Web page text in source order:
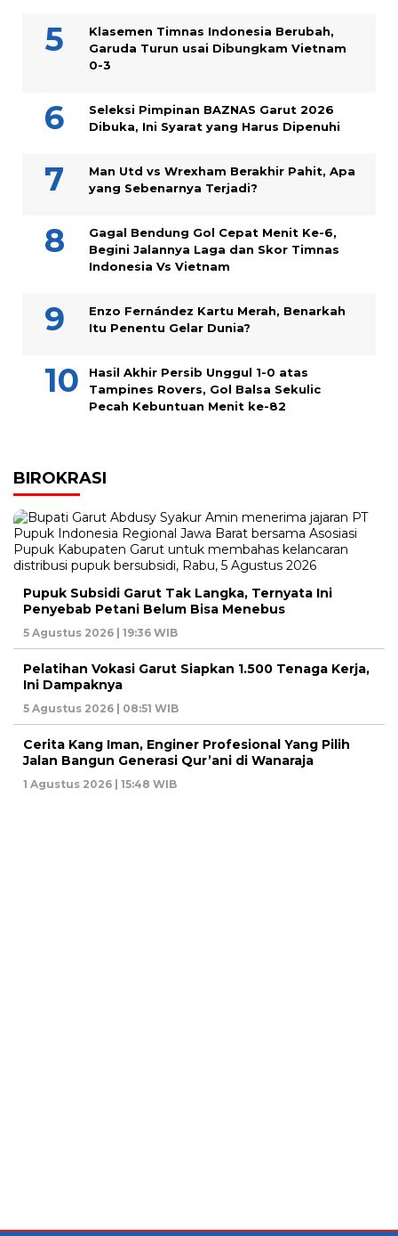
Klasemen Timnas Indonesia Berubah,
Garuda Turun usai Dibungkam Vietnam
0-3
Seleksi Pimpinan BAZNAS Garut 2026
Dibuka, Ini Syarat yang Harus Dipenuhi
Man Utd vs Wrexham Berakhir Pahit, Apa
yang Sebenarnya Terjadi?
Gagal Bendung Gol Cepat Menit Ke-6,
Begini Jalannya Laga dan Skor Timnas
Indonesia Vs Vietnam
Enzo Fernández Kartu Merah, Benarkah
Itu Penentu Gelar Dunia?
Hasil Akhir Persib Unggul 1-0 atas
Tampines Rovers, Gol Balsa Sekulic
Pecah Kebuntuan Menit ke-82
BIROKRASI
Pupuk Subsidi Garut Tak Langka, Ternyata Ini
Penyebab Petani Belum Bisa Menebus
5 Agustus 2026 | 19:36 WIB
Pelatihan Vokasi Garut Siapkan 1.500 Tenaga Kerja,
Ini Dampaknya
5 Agustus 2026 | 08:51 WIB
Cerita Kang Iman, Enginer Profesional Yang Pilih
Jalan Bangun Generasi Qur’ani di Wanaraja
1 Agustus 2026 | 15:48 WIB